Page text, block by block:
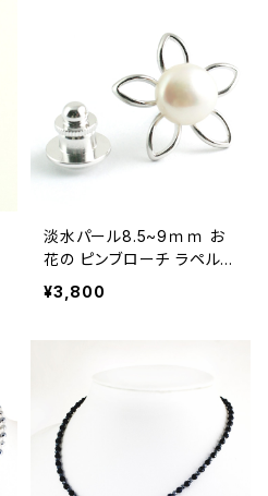
淡水パール8.5~9ｍｍ お
花の ピンブローチ ラペルピ
ン ブートニエール メンズ レ
ディース br-82
¥3,800